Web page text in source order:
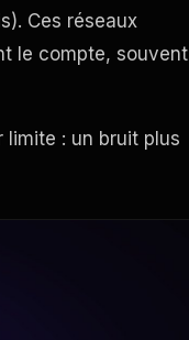
Ces réseaux
le compte, souvent
limite : un bruit plus